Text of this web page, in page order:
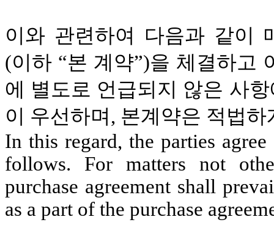
이와 관련하여 다음과 같이
(이하 “본 계약”)을 체결하고
에 별도로 언급되지 않은 사
이 우선하며, 본계약은 적법
In this regard, the parties
follows. For matters not
purchase agreement shall
as a part of the purchase